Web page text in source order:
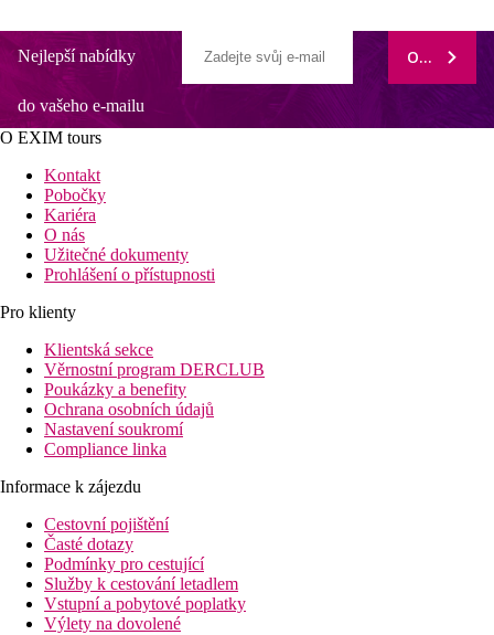
Nejlepší nabídky
do vašeho e-mailu
ODEBÍRAT
O EXIM tours
Kontakt
Pobočky
Kariéra
O nás
Užitečné dokumenty
Prohlášení o přístupnosti
Pro klienty
Klientská sekce
Věrnostní program DERCLUB
Poukázky a benefity
Ochrana osobních údajů
Nastavení soukromí
Compliance linka
Informace k zájezdu
Cestovní pojištění
Časté dotazy
Podmínky pro cestující
Služby k cestování letadlem
Vstupní a pobytové poplatky
Výlety na dovolené